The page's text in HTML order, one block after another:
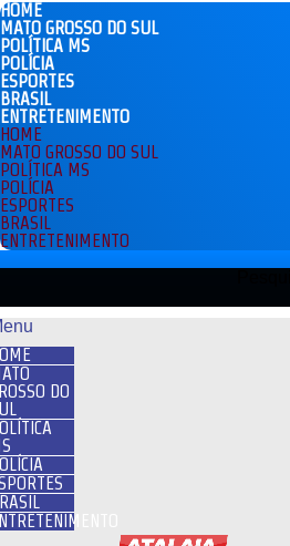
HOME
MATO GROSSO DO SUL
POLÍTICA MS
POLÍCIA
ESPORTES
BRASIL
ENTRETENIMENTO
HOME
MATO GROSSO DO SUL
POLÍTICA MS
POLÍCIA
ESPORTES
BRASIL
ENTRETENIMENTO
DO